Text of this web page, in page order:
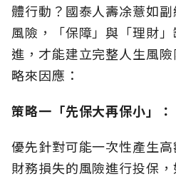
體行動？國泰人壽凃薏如
風險，「保障」與「理財
進，才能建立完整人生風
略來因應：
策略一「先保大再保小」：
優先針對可能一次性產生
財務損失的風險進行投保